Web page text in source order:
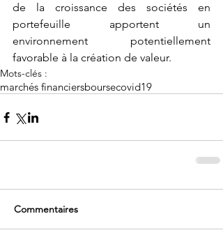
de la croissance des sociétés en
portefeuille apportent un
environnement potentiellement
favorable à la création de valeur.
Mots-clés :
marchés financiersboursecovid19
Commentaires